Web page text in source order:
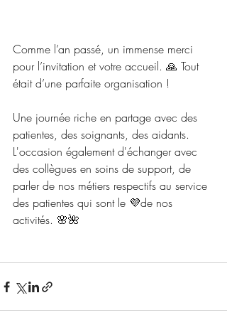
Comme l’an passé, un immense merci
pour l’invitation et votre accueil. 🙏 Tout
était d’une parfaite organisation !
Une journée riche en partage avec des
patientes, des soignants, des aidants.
L'occasion également d'échanger avec
des collègues en soins de support, de
parler de nos métiers respectifs au service
des patientes qui sont le 💜de nos
activités. 🌸🌺